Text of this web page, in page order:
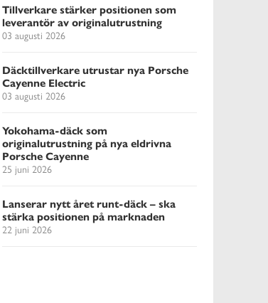
Tillverkare stärker positionen som
leverantör av originalutrustning
03 augusti 2026
Däcktillverkare utrustar nya Porsche
Cayenne Electric
03 augusti 2026
Yokohama-däck som
originalutrustning på nya eldrivna
Porsche Cayenne
25 juni 2026
Lanserar nytt året runt-däck – ska
stärka positionen på marknaden
22 juni 2026